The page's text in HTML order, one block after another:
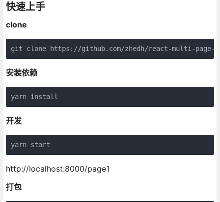
快速上手
clone
git clone https: //github.com/zhedh/react-multi-page-
安装依赖
yarn install
开发
yarn start
http://localhost:8000/page1
打包